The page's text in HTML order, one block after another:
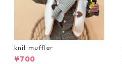
knit muffler
¥700